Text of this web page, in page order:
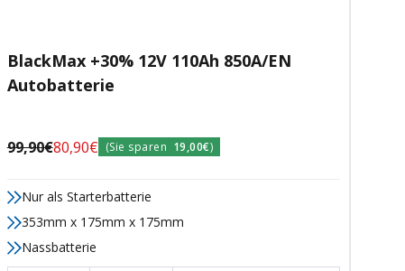
BlackMax +30% 12V 110Ah 850A/EN
Autobatterie
Angebotspreis
80,90€
Regulärer
99,90€ (Sie sparen 19,00€)
Nur als Starterbatterie
353mm x 175mm x 175mm
Nassbatterie